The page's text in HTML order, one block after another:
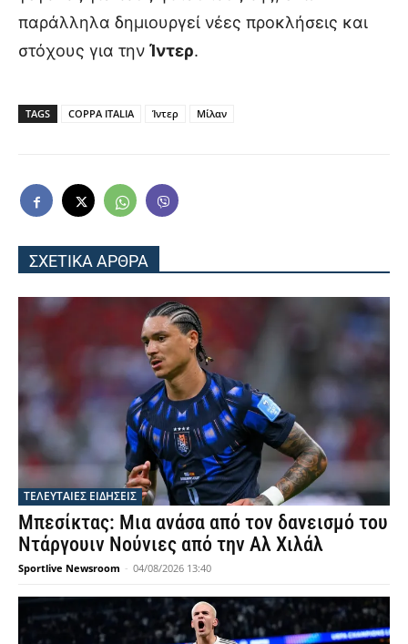
παράλληλα δημιουργεί νέες προκλήσεις και
στόχους για την Ίντερ.
TAGS COPPA ITALIA Ίντερ Μίλαν
ΣΧΕΤΙΚΑ ΑΡΘΡΑ
ΤΕΛΕΥΤΑΙΕΣ ΕΙΔΗΣΕΙΣ
Μπεσίκτας: Μια ανάσα από τον δανεισμό του
Ντάργουιν Νούνιες από την Αλ Χιλάλ
Sportlive Newsroom - 04/08/2026 13:40